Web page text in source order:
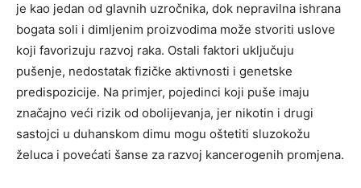
je kao jedan od glavnih uzročnika, dok nepravilna ishrana
bogata soli i dimljenim proizvodima može stvoriti uslove
koji favorizuju razvoj raka. Ostali faktori uključuju
pušenje, nedostatak fizičke aktivnosti i genetske
predispozicije. Na primjer, pojedinci koji puše imaju
značajno veći rizik od obolijevanja, jer nikotin i drugi
sastojci u duhanskom dimu mogu oštetiti sluzokožu
želuca i povećati šanse za razvoj kancerogenih promjena.